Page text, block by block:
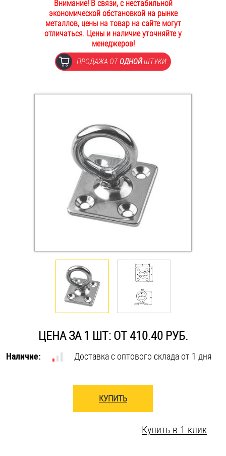
ОПЛАТА И ДОСТАВКА
НАШИ МАГАЗИНЫ
Втулки
Дюймовый крепёж
Заклепки (Гайки-Заклепки)
Крюки, кольца с метрической резьбой
Крюки, кольца с шурупной резьбой
Оснастка и аксессуары для яхт
Саморезы и шурупы
Стопорные кольца
Внимание! В связи, с нестабильной
экономической обстановкой на рынке
металлов, цены на товар на сайте могут
отличаться. Цены и наличие уточняйте у
менеджеров!
ПРОДАЖА ОТОДНОЙШТУКИ
ЦЕНА ЗА 1 ШТ: ОТ 410.40 РУБ.
Наличие: Доставка с оптового склада от 1 дня
КУПИТЬ
Купить в 1 клик